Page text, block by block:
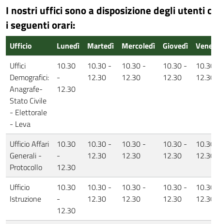
I nostri uffici sono a disposizione degli utenti
i seguenti orari:
Ufficio Lunedì Martedì Mercoledì Giovedì
Uffici
Demografici:
Anagrafe-
Stato Civile
- Elettorale
- Leva
10.30
-
12.30
10.30 -
12.30
10.30 -
12.30
10.30 -
12.30
12.30
Ufficio Affari
Generali -
Protocollo
10.30
-
12.30
10.30 -
12.30
10.30 -
12.30
10.30 -
12.30
12.30
Ufficio
Istruzione
10.30
-
12.30
10.30 -
12.30
10.30 -
12.30
10.30 -
12.30
12.30